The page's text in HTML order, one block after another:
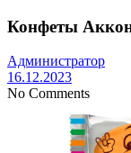
Конфеты
Администратор
16.12.2023
No Comments